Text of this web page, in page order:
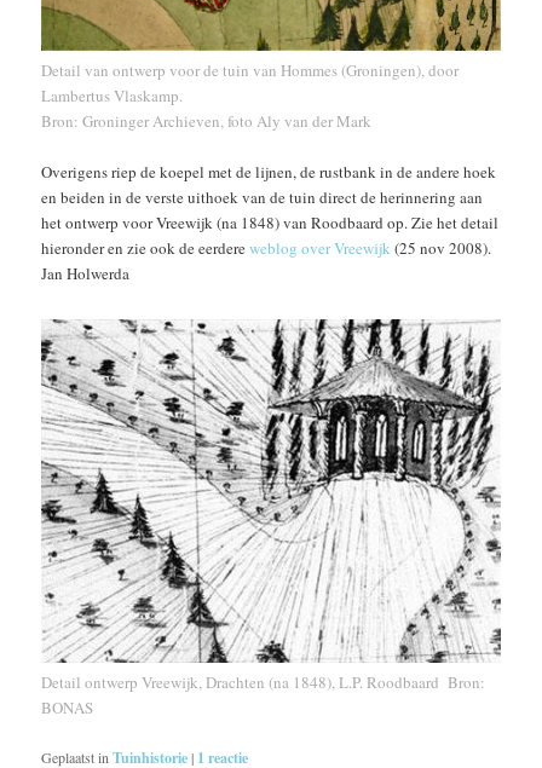
Detail van ontwerp voor de tuin van Hommes (Groningen), door
Lambertus Vlaskamp.
Bron: Groninger Archieven, foto Aly van der Mark
Overigens riep de koepel met de lijnen, de rustbank in de andere hoek
en beiden in de verste uithoek van de tuin direct de herinnering aan
het ontwerp voor Vreewijk (na 1848) van Roodbaard op. Zie het detail
hieronder en zie ook de eerdereweblog over Vreewijk (25 nov 2008).
Jan Holwerda
Detail ontwerp Vreewijk, Drachten (na 1848) , L.P. Roodbaard Bron:
BONAS
Geplaatst in Tuinhistorie| 1 reactie